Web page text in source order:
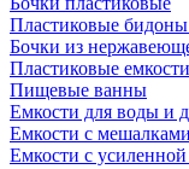
Пластиковые
Бочки из
Пластиковые емкости
Пищевые ванны
Емкости для воды и
Емкости с мешалками
Емкости с усиленной